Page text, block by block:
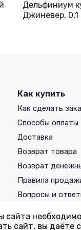
Дельфиниум
Джиневер, 0,1
Как купить
Как сделать
Способы оплаты
Доставка
Возврат товара
Возврат
Правила
Вопросы и
в отношении обработки
свои данные в
сайта
сайт, вы даёте